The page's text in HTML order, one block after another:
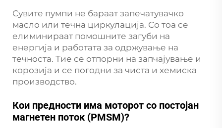
Сувите пумпи не бараат запечатувачко
масло или течна циркулација. Со тоа се
елиминираат помошните загуби на
енергија и работата за одржување на
течноста. Тие се отпорни на запчајување и
корозија и се погодни за чиста и хемиска
производство.
Кои предности има моторот со постојан
магнетен поток (PMSM)?